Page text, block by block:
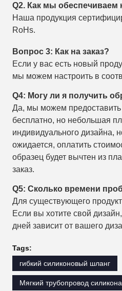
Q2. Как мы обеспечиваем
Наша продукция
RoHs.
Вопрос 3: Как на заказ?
Если у вас есть новый
мы можем настроить в
Q4: Могу ли я получить
Да, мы можем
бесплатно, но небольшая
индивидуального дизайна,
ожидается, оплатить
образец будет вычтен из
заказ.
Q5: Сколько времени
Для существующего
Если вы хотите свой
дней зависит от вашего
Tags:
гибкий силиконовый шланг
Мягкий трубопровод силикона